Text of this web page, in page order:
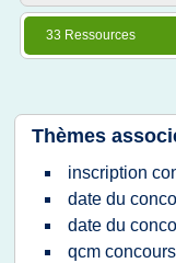
33 Ressources
Thèmes
inscription
date du
date du
qcm